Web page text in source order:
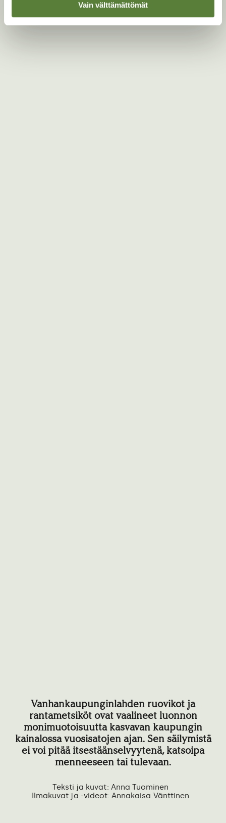
Vain välttämättömät
Vanhankaupunginlahden ruovikot ja
rantametsiköt ovat vaalineet luonnon
monimuotoisuutta kasvavan kaupungin
kainalossa vuosisatojen ajan. Sen säilymistä
ei voi pitää itsestäänselvyytenä, katsoipa
menneeseen tai tulevaan.
Teksti ja kuvat: Anna Tuominen
Ilmakuvat ja -videot: Annakaisa Vänttinen